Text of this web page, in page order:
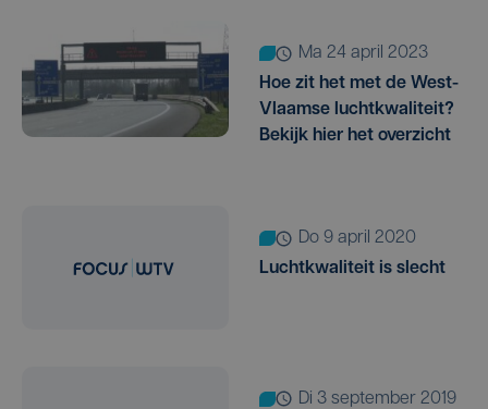
ma 24 april 2023
Hoe zit het met de West-
Vlaamse luchtkwaliteit?
Bekijk hier het overzicht
do 9 april 2020
Luchtkwaliteit is slecht
di 3 september 2019